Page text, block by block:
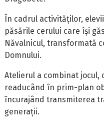
În cadrul activităților,
păsările cerului care își
Năvalnicul, transformată
Domnului.
Atelierul a combinat
readucând în prim-plan
încurajând transmiterea
generații.